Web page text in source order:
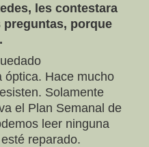
les contestara
porque
óptica. Hace mucho
Solamente
el Plan Semanal de
leer ninguna
reparado.